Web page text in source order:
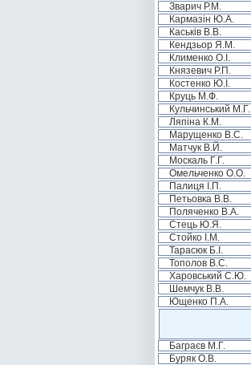
Зварич Р.М.
Кармазін Ю.А.
Каськів В.В.
Кендзьор Я.М.
Клименко О.І.
Князевич Р.П.
Костенко Ю.І.
Круць М.Ф.
Кульчинський М.Г.
Ляпіна К.М.
Марущенко В.С.
Матчук В.Й.
Москаль Г.Г.
Омельченко О.О.
Палиця І.П.
Петьовка В.В.
Поляченко В.А.
Стець Ю.Я.
Стойко І.М.
Тарасюк Б.І.
Тополов В.С.
Харовський С.Ю.
Шемчук В.В.
Ющенко П.А.
Баграєв М.Г.
Буряк О.В.